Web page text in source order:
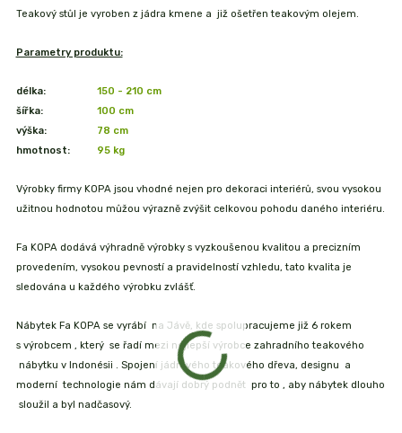
Teakový stůl je vyroben z jádra kmene a již ošetřen teakovým olejem.
Parametry produktu:
délka:
150 - 210 cm
šířka:
100 cm
výška:
78 cm
hmotnost:
95 kg
Výrobky firmy KOPA jsou vhodné nejen pro dekoraci interiérů, svou vysokou
užitnou hodnotou můžou výrazně zvýšit celkovou pohodu daného interiéru.
Fa KOPA dodává výhradně výrobky s vyzkoušenou kvalitou a precizním
provedením, vysokou pevností a pravidelností vzhledu, tato kvalita je
sledována u každého výrobku zvlášť.
Nábytek Fa KOPA se vyrábí na Jávě, kde spolupracujeme již 6 rokem
s výrobcem , který se řadí mezi nejlepší výrobce zahradního teakového
nábytku v Indonésii . Spojení jádrového teakového dřeva, designu a
moderní technologie nám dávají dobrý podnět pro to , aby nábytek dlouho
sloužil a byl nadčasový.